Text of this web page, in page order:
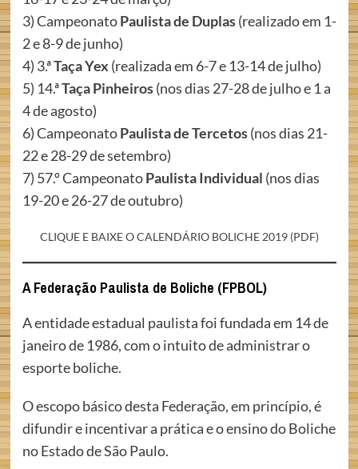
3) CampeonatoPaulista de Duplas(realizado em 1-
2 e 8-9 de junho)
4) 3.ªTaça Yex (realizada em 6-7 e 13-14 de julho)
5) 14.ªTaça Pinheiros(nos dias 27-28 de julho e 1 a
4 de agosto)
6) CampeonatoPaulista de Tercetos(nos dias 21-
22 e 28-29 de setembro)
7) 57.º CampeonatoPaulista Individual (nos dias
19-20 e 26-27 de outubro)
CLIQUE E BAIXE O CALENDÁRIO BOLICHE 2019 (PDF)
A Federação Paulista de Boliche (FPBOL)
A entidade estadual paulista foi fundada em 14 de
janeiro de 1986, com o intuito de administrar o
esporte boliche.
O escopo básico desta Federação, em princípio, é
difundir e incentivar a prática e o ensino do Boliche
no Estado de São Paulo.